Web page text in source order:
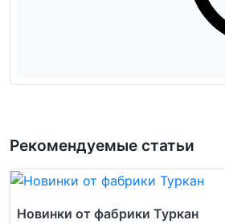
Рекомендуемые статьи
Новинки от фабрики Туркан